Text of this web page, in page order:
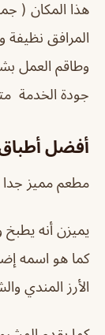
هذا المكان (
المرافق نظيفة
وطاقم العمل
جودة الخدمة
أفضل
مطعم مميز جدا
يميزن أنه يطبخ
كما هو اسمه
الأرز المندي